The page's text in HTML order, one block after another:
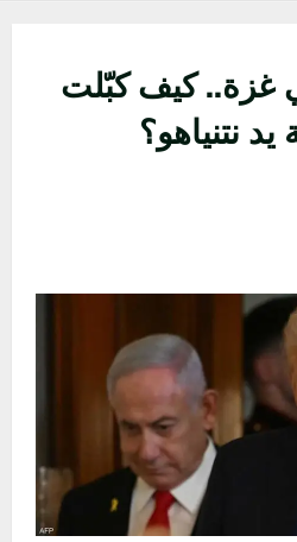
كيف كبّلت
يد نتنياهو؟